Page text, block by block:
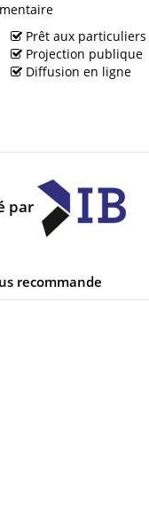
Prêt aux
Projection publique
Diffusion en ligne
par
recommande